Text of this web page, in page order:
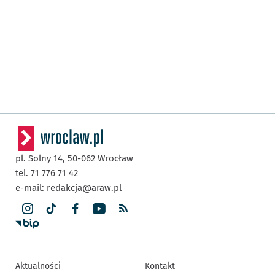
pl. Solny 14, 50-062 Wrocław
tel. 71 776 71 42
e-mail: redakcja@araw.pl
Aktualności Kontakt